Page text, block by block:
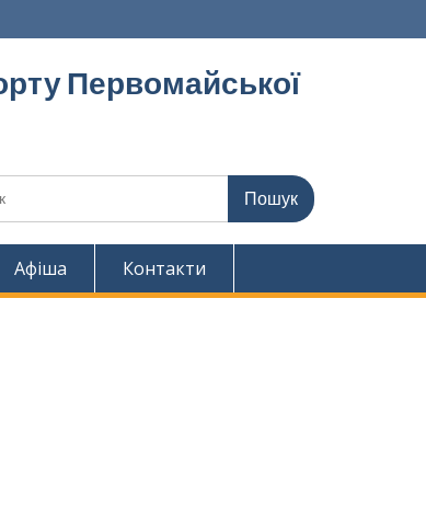
Первомайської
Афіша Контакти